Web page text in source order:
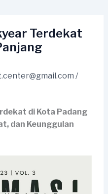
Terdekat
/
di Kota Padang
dan Keunggulan